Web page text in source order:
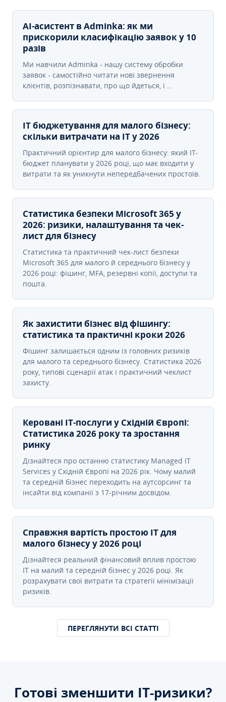
AI-асистент в Adminka: як ми
прискорили класифікацію заявок у 10
разів
Ми навчили Adminka - нашу систему обробки
заявок - самостійно читати нові звернення
клієнтів, розпізнавати, про що йдеться, і …
IT бюджетування для малого бізнесу:
скільки витрачати на IT у 2026
Практичний орієнтир для малого бізнесу: який IT-
бюджет планувати у 2026 році, що має входити у
витрати та як уникнути непередбачених простоїв.
Статистика безпеки Microsoft 365 у
2026: ризики, налаштування та чек-
лист для бізнесу
Статистика та практичний чек-лист безпеки
Microsoft 365 для малого й середнього бізнесу у
2026 році: фішинг, MFA, резервні копії, доступи та
пошта.
Як захистити бізнес від фішингу:
статистика та практичні кроки 2026
Фішинг залишається одним із головних ризиків
для малого та середнього бізнесу. Статистика 2026
року, типові сценарії атак і практичний чеклист
захисту.
Керовані ІТ-послуги у Східній Європі:
Статистика 2026 року та зростання
ринку
Дізнайтеся про останню статистику Managed IT
Services у Східній Європі на 2026 рік. Чому малий
та середній бізнес переходить на аутсорсинг та
інсайти від компанії з 17-річним досвідом.
Справжня вартість простою IT для
малого бізнесу у 2026 році
Дізнайтеся реальний фінансовий вплив простою
IT на малий та середній бізнес у 2026 році. Як
розрахувати свої витрати та стратегії мінімізації
ризиків.
ПЕРЕГЛЯНУТИ ВСІ СТАТТІ
Готові зменшити ІТ-ризики?